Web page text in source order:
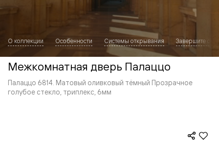
О коллекции Особенности Системы открывания Завершите
Межкомнатная дверь Палаццо
Палаццо 6814. Матовый оливковый тёмный Прозрачное
голубое стекло, триплекс, 6мм